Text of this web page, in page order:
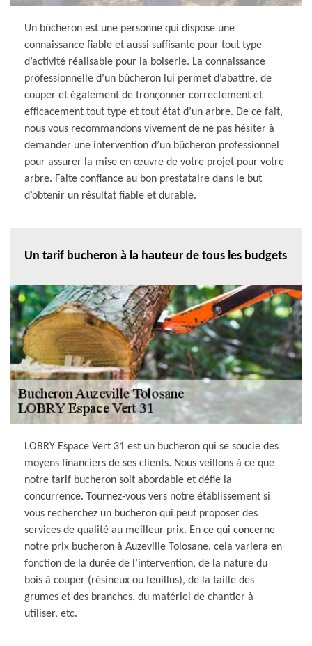
Un bûcheron est une personne qui dispose une
connaissance fiable et aussi suffisante pour tout type
d’activité réalisable pour la boiserie. La connaissance
professionnelle d’un bûcheron lui permet d’abattre, de
couper et également de tronçonner correctement et
efficacement tout type et tout état d’un arbre. De ce fait,
nous vous recommandons vivement de ne pas hésiter à
demander une intervention d’un bûcheron professionnel
pour assurer la mise en œuvre de votre projet pour votre
arbre. Faite confiance au bon prestataire dans le but
d’obtenir un résultat fiable et durable.
Un tarif bucheron à la hauteur de tous les budgets
LOBRY Espace Vert 31 est un bucheron qui se soucie des
moyens financiers de ses clients. Nous veillons à ce que
notre tarif bucheron soit abordable et défie la
concurrence. Tournez-vous vers notre établissement si
vous recherchez un bucheron qui peut proposer des
services de qualité au meilleur prix. En ce qui concerne
notre prix bucheron à Auzeville Tolosane, cela variera en
fonction de la durée de l’intervention, de la nature du
bois à couper (résineux ou feuillus), de la taille des
grumes et des branches, du matériel de chantier à
utiliser, etc.